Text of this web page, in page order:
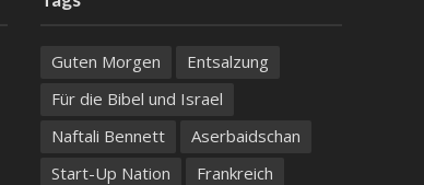
Guten Morgen
Entsalzung
Für die Bibel und Israel
Naftali Bennett
Aserbaidschan
Start-Up Nation
Frankreich